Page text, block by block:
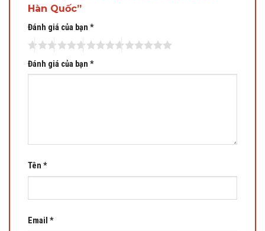
Hàn Quốc”
Đánh giá của bạn *
Đánh giá của bạn *
Tên *
Email *